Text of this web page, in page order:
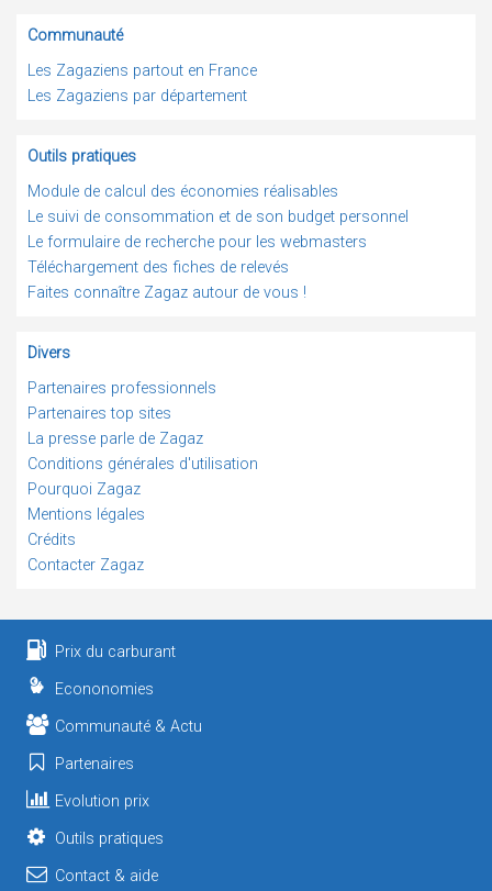
Communauté
Les Zagaziens partout en France
Les Zagaziens par département
Outils pratiques
Module de calcul des économies réalisables
Le suivi de consommation et de son budget personnel
Le formulaire de recherche pour les webmasters
Téléchargement des fiches de relevés
Faites connaître Zagaz autour de vous !
Divers
Partenaires professionnels
Partenaires top sites
La presse parle de Zagaz
Conditions générales d'utilisation
Pourquoi Zagaz
Mentions légales
Crédits
Contacter Zagaz
Prix du carburant
Econonomies
Communauté & Actu
Partenaires
Evolution prix
Outils pratiques
Contact & aide